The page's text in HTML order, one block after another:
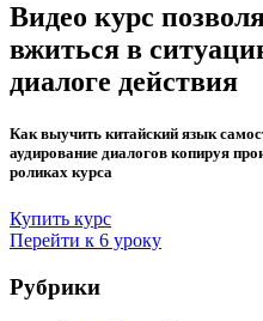
Видео курс
вжиться в
диалоге действия
Как выучить китайский язык
аудирование диалогов копируя
роликах курса
Купить курс
Перейти к 6 уроку
Рубрики